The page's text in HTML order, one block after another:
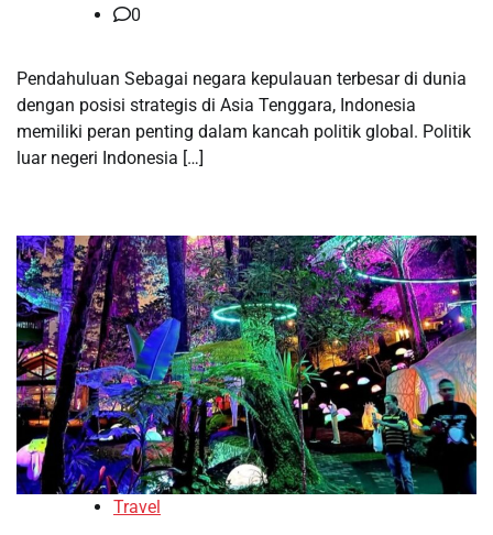
0
Pendahuluan Sebagai negara kepulauan terbesar di dunia
dengan posisi strategis di Asia Tenggara, Indonesia
memiliki peran penting dalam kancah politik global. Politik
luar negeri Indonesia […]
Travel